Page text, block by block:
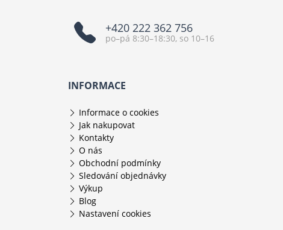
+420 222 362 756
po–pá 8:30–18:30, so 10–16
INFORMACE
Informace o cookies
Jak nakupovat
Kontakty
O nás
Obchodní podmínky
Sledování objednávky
Výkup
Blog
Nastavení cookies